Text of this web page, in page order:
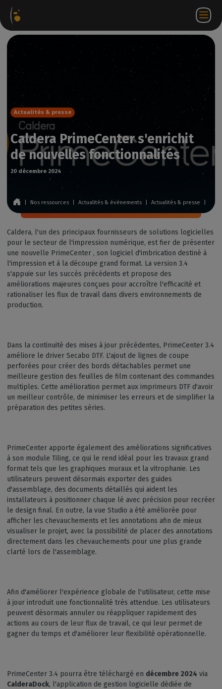
FR
Actualités & presse
Caldera PrimeCenter s'enrichit
de nouvelles fonctionnalités
20 décembre 2024
Nos ressources Actualités & événements Actualités & presse
Caldera, l'un des principaux fournisseurs de solutions logicielles
pour le secteur de l'impression numérique, est fier de présenter
une nouvelle PrimeCenter , son logiciel d'imbrication destiné à
l'impression et à la découpe grand format. La version 3.4
s'appuie sur les succès précédents et propose des
améliorations majeures conçues pour accroître l'efficacité et
rationaliser les flux de travail dans divers environnements de
production.
Dans la continuité des mises à jour précédentes, PrimeCenter 3.4
améliore le driver Secabo DTF. L'ajout de lignes de coupe
perforées pour créer des bords détachables permet une
meilleure gestion des feuilles de film contenant des commandes
multiples. Cette amélioration permet aux imprimeurs DTF d'avoir
un meilleur contrôle, de minimiser les erreurs et de simplifier la
préparation des petites séries.
PrimeCenter apporte également des améliorations significatives
à son module Tiling, ce qui le rend idéal pour les travaux grand
format tels que les graphiques muraux et la vitrophanie. Les
utilisateurs peuvent désormais exporter des guides
d'assemblage, des documents détaillés qui aident les
installateurs à positionner chaque lé avec précision pour recréer
le design final. En outre, la vue Studio a été améliorée pour
afficher les chevauchements et les annotations afin de mieux
visualiser le projet, avec la possibilité de placer des annotations
directement dans les chevauchements pour une plus grande
clarté lors de l'assemblage.
Afin d'améliorer l'expérience globale de l'utilisateur, cette mise
à jour introduit une fonctionnalité très attendue. Les utilisateurs
peuvent désormais annuler ou réappliquer rapidement des
actions au cours de leur flux de travail, ce qui leur permet de
gagner du temps et d'améliorer leur flexibilité opérationnelle.
PrimeCenter 3.4 pourra être téléchargé en décembre 2024 via
CalderaDock, l'application de gestion logicielle dédiée de